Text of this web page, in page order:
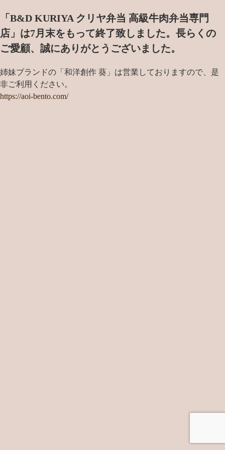
「B&D KURIYA クリヤ弁当 高級牛肉弁当専門
店」は7月末をもって終了致しました。 長らくの
ご愛顧、誠にありがとうございました。
姉妹ブランドの「和洋創作 葵」は営業しておりますので、是
非ご利用ください。
https://aoi-bento.com/